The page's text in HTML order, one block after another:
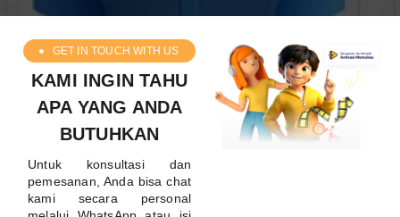
GET IN TOUCH WITH US
KAMI INGIN TAHU
APA YANG ANDA
BUTUHKAN
Untuk konsultasi dan
pemesanan, Anda bisa chat
kami secara personal